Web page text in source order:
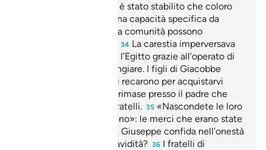
base a questo versetto è stato stabilito che coloro
che sentano di avere una capacità specifica da
mettere al servizio della comunità possono
34 La carestia imperversava
in tutta la regione, solo l’Egitto grazie all’operato di
Giuseppe aveva da mangiare. I figli di Giacobbe
informati del fatto, vi si recarono per acquistarvi
grano. Solo Beniamino rimase presso il padre che
temeva la gelosia dei fratelli. 35 «Nascondete le loro
merci… forse ritorneranno»: le merci che erano state
scambiate con il grano. Giuseppe confida nell’onestà
dei fratelli o nella loro avidità? 36 I fratelli di